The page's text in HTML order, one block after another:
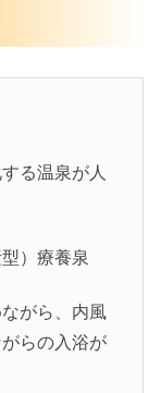
る温泉が人
）療養泉
がら、内風
らの入浴が